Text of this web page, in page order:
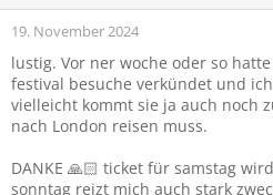
19. November 2024
lustig. Vor ner woche oder so
festival besuche verkündet und
vielleicht kommt sie ja auch noch
nach London reisen muss.
DANKE 🙏🏻 ticket für samstag
sonntag reizt mich auch stark